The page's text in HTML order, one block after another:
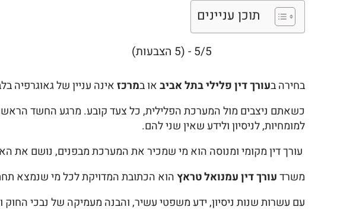
תוכן עניינים
5/5 - (5 הצבעות)
בחירה בעורך דין פלילי בתל אביבאו במרכזאינה עניין של גאוגרפיה
כשאתם ניצבים מול המערכת הפלילית, כל צעד קובע. מרגע החשד
למומחיות, לניסיון ולידע שאין שני להם.
עורך דין מקומי ומנוסה הוא מי שמכיר את המערכת מבפנים, נושם את
משרדעורך דין עמנואל טראץהוא הכתובת המדויקת לכל מי שנמצא
עם עשרות שנות ניסיון, ידע משפטי עשיר, והבנה מעמיקה של נבכי